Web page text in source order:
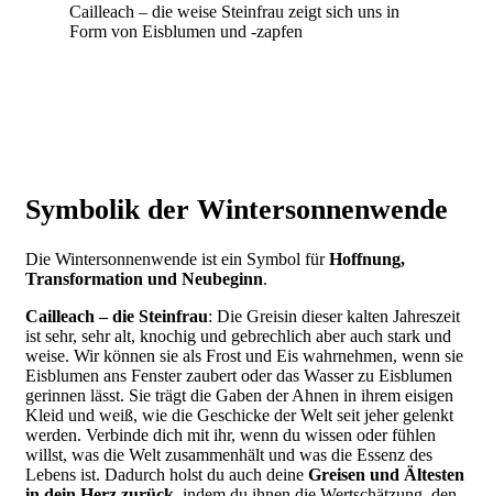
Cailleach – die weise Steinfrau zeigt sich uns in
Form von Eisblumen und -zapfen
Symbolik der Wintersonnenwende
Die Wintersonnenwende ist ein Symbol fürHoffnung,
Transformation und Neubeginn.
Cailleach – die Steinfrau: Die Greisin dieser kalten Jahreszeit
ist sehr, sehr alt, knochig und gebrechlich aber auch stark und
weise. Wir können sie als Frost und Eis wahrnehmen, wenn sie
Eisblumen ans Fenster zaubert oder das Wasser zu Eisblumen
gerinnen lässt. Sie trägt die Gaben der Ahnen in ihrem eisigen
Kleid und weiß, wie die Geschicke der Welt seit jeher gelenkt
werden. Verbinde dich mit ihr, wenn du wissen oder fühlen
willst, was die Welt zusammenhält und was die Essenz des
Lebens ist. Dadurch holst du auch deine Greisen und Ältesten